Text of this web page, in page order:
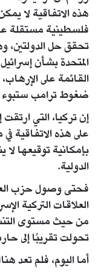
هذه الاتفاقية لا
فلسطينية مستقلة
تحقق حل الدولتين،
المتحدة بشأن
القائمة على
ضغوط ترامب ستبوء
إن تركيا، التي
على هذه الاتفاقية
بإمكانية توقيعها
الدولية.
فحتى وصول حزب
العلاقات التركية
من حيث مستوى
تحولت تقريبًا إلى
أما اليوم، فلم تعد